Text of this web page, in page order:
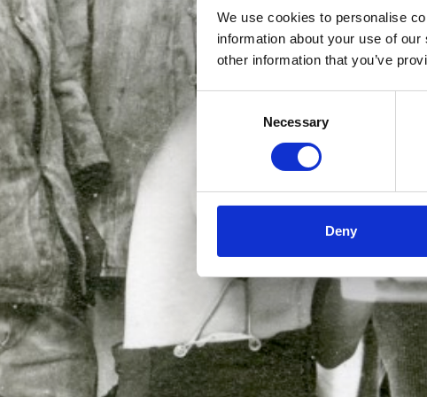
We use cookies to personalise
information about your use of
other information that you’ve
Consent
Necessary
Deny